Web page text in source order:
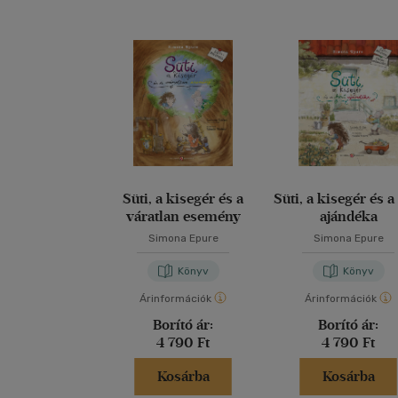
Süti, a kisegér és a
váratlan esemény
Simona Epure
Könyv
Árinformációk
Borító ár:
4 790 Ft
Kosárba
Süti, a kisegér és
ajándéka
Simona Epure
Könyv
Árinformációk
Borító ár:
4 790 Ft
Kosárba